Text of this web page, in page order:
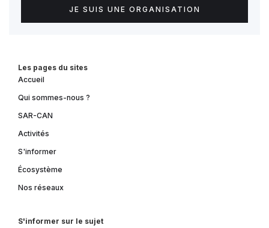
JE SUIS UNE ORGANISATION
Les pages du sites
Accueil
Qui sommes-nous ?
SAR-CAN
Activités
S'informer
Écosystème
Nos réseaux
S'informer sur le sujet